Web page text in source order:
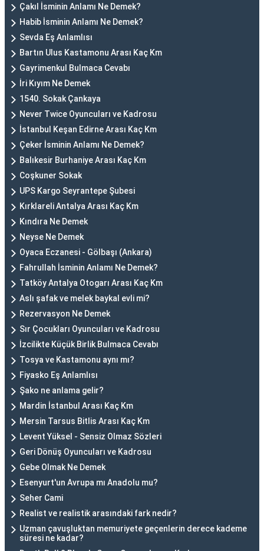
Çakıl İsminin Anlamı Ne Demek?
Habib İsminin Anlamı Ne Demek?
Sevda Eş Anlamlısı
Bartın Ulus Kastamonu Arası Kaç Km
Gayrimenkul Bulmaca Cevabı
İri Kıyım Ne Demek
1540. Sokak Çankaya
Never Twice Oyuncuları ve Kadrosu
İstanbul Keşan Edirne Arası Kaç Km
Çeker İsminin Anlamı Ne Demek?
Balıkesir Burhaniye Arası Kaç Km
Coşkuner Sokak
UPS Kargo Seyrantepe Şubesi
Kırklareli Antalya Arası Kaç Km
Kındıra Ne Demek
Neyse Ne Demek
Oyaca Eczanesi - Gölbaşı (Ankara)
Fahrullah İsminin Anlamı Ne Demek?
Tatköy Antalya Otogarı Arası Kaç Km
Aslı şafak ve melek baykal evli mi?
Rezervasyon Ne Demek
Sır Çocukları Oyuncuları ve Kadrosu
İzcilikte Küçük Birlik Bulmaca Cevabı
Tosya ve Kastamonu aynı mı?
Fiyasko Eş Anlamlısı
Şako ne anlama gelir?
Mardin İstanbul Arası Kaç Km
Mersin Tarsus Bitlis Arası Kaç Km
Levent Yüksel - Sensiz Olmaz Sözleri
Geri Dönüş Oyuncuları ve Kadrosu
Gebe Olmak Ne Demek
Esenyurt'un Avrupa mı Anadolu mu?
Seher Cami
Realist ve realistik arasındaki fark nedir?
Uzman çavuşluktan memuriyete geçenlerin derece kademe
süresi ne kadar?